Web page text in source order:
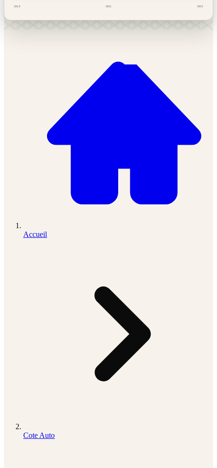
2016 2021 2026
Accueil
Cote Auto